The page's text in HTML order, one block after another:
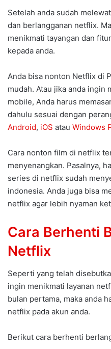
Setelah anda sudah
dan berlangganan netflix.
menikmati tayangan dan
kepada anda.
Anda bisa nonton Netflix di
mudah. Atau jika anda
mobile, Anda harus
dahulu sesuai dengan
Android, iOS atau Windows
Cara nonton film di netflix
menyenangkan. Pasalnya,
series di netflix sudah
indonesia. Anda juga bisa
netflix agar lebih nyaman
Cara Berhenti
Netflix
Seperti yang telah
ingin menikmati layanan
bulan pertama, maka anda
netflix pada akun anda.
Berikut cara berhenti